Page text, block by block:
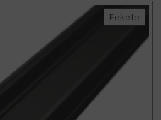
Fekete